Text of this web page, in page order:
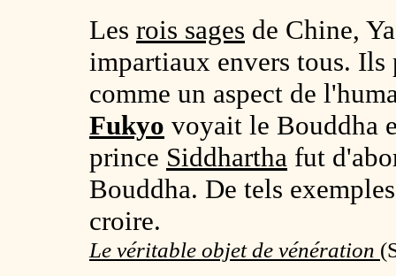
Les rois sages de Chine,
impartiaux envers tous. Ils
comme un aspect de
Fukyo voyait le Bouddha
prince Siddhartha fut
Bouddha. De tels
croire.
Le véritable objet de vénération (